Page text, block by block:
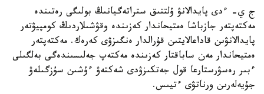
ج ي- ءدى پايدالانۋ ۇلتتىق ستراتەگيانىڭ بولىگى رەتىندە
مەكتەپتەر جازباشا ەمتيحاندار كەزىندە وقۋشىلاردىڭ كومپيۋتەر
پايدالانۋىن قاداعالايتىن قۇرالدار ەنگىزۋى كەرەك. مەكتەپتەر
ەمتيحاندار مەن ساباقتار كەزىندە مەكتەپ جەلىسىندەگى بەلگىلى
ءبىر رەسۋرستارعا قول جەتكىزۋدى شەكتەۋ ءۇشىن سۇزگىلەۋ
جۇيەلەرىن ورناتۋى ءتيىس.